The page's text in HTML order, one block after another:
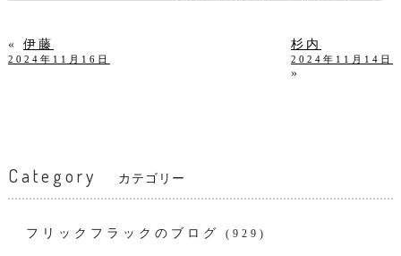
« 伊藤
2024年11月16日
杉内
2024年11月14日
»
Category カテゴリー
フリックフラックのブログ (929)